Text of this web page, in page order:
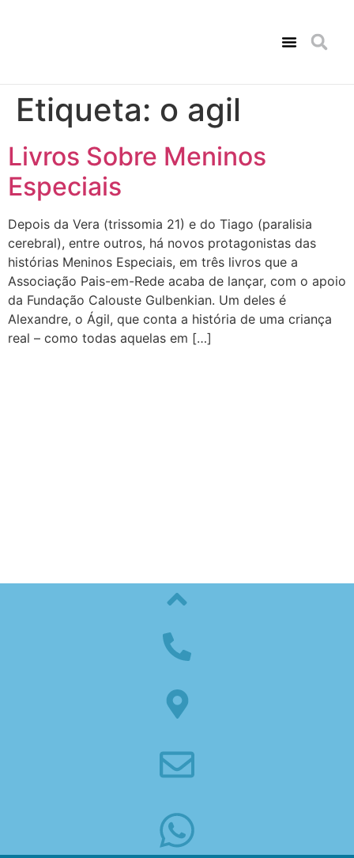
Etiqueta: o agil
Livros Sobre Meninos
Especiais
Depois da Vera (trissomia 21) e do Tiago (paralisia
cerebral), entre outros, há novos protagonistas das
histórias Meninos Especiais, em três livros que a
Associação Pais-em-Rede acaba de lançar, com o apoio
da Fundação Calouste Gulbenkian. Um deles é
Alexandre, o Ágil, que conta a história de uma criança
real – como todas aquelas em […]